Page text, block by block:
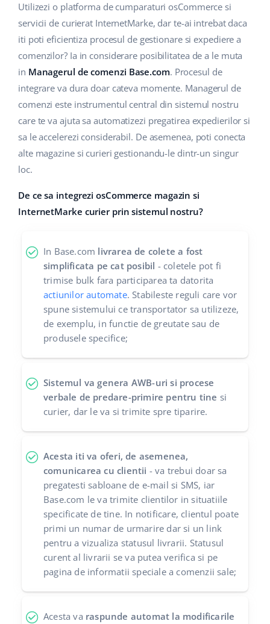
Managementul transporturilor
Automatizarea fluxului de lucru
Base Connect
AI pentru comerțul electronic
Casă și grădină
Produse pentru copii
Piese auto
Supermarket
Sănătate și frumusețe
Modă
Suport
Blog
Servicii
Implementari de sistem
Auditul conturilor
Altele
Calculatorul de beneficii
Contact
english (US)
english (GB)
english (IN)
čeština
deutsch
Ελληνικά
español (MX)
Italiano
polski
português (BR)
română
Utilizezi o platforma de cumparaturi osCommerce si
servicii de curierat InternetMarke, dar te-ai intrebat daca
iti poti eficientiza procesul de gestionare si expediere a
comenzilor? Ia in considerare posibilitatea de a le muta
in Managerul de comenzi Base.com. Procesul de
integrare va dura doar cateva momente. Managerul de
comenzi este instrumentul central din sistemul nostru
care te va ajuta sa automatizezi pregatirea expedierilor si
sa le accelerezi considerabil. De asemenea, poti conecta
alte magazine si curieri gestionandu-le dintr-un singur
loc.
De ce sa integrezi osCommerce magazin si
InternetMarke curier prin sistemul nostru?
In Base.com livrarea de colete a fost
simplificata pe cat posibil - coletele pot fi
trimise bulk fara participarea ta datorita
actiunilor automate. Stabileste reguli care vor
spune sistemului ce transportator sa utilizeze,
de exemplu, in functie de greutate sau de
produsele specifice;
Sistemul va genera AWB-uri si procese
verbale de predare-primire pentru tine si
curier, dar le va si trimite spre tiparire.
Acesta iti va oferi, de asemenea,
comunicarea cu clientii - va trebui doar sa
pregatesti sabloane de e-mail si SMS, iar
Base.com le va trimite clientilor in situatiile
specificate de tine. In notificare, clientul poate
primi un numar de urmarire dar si un link
pentru a vizualiza statusul livrarii. Statusul
curent al livrarii se va putea verifica si pe
pagina de informatii speciale a comenzii sale;
Acesta va raspunde automat la modificarile